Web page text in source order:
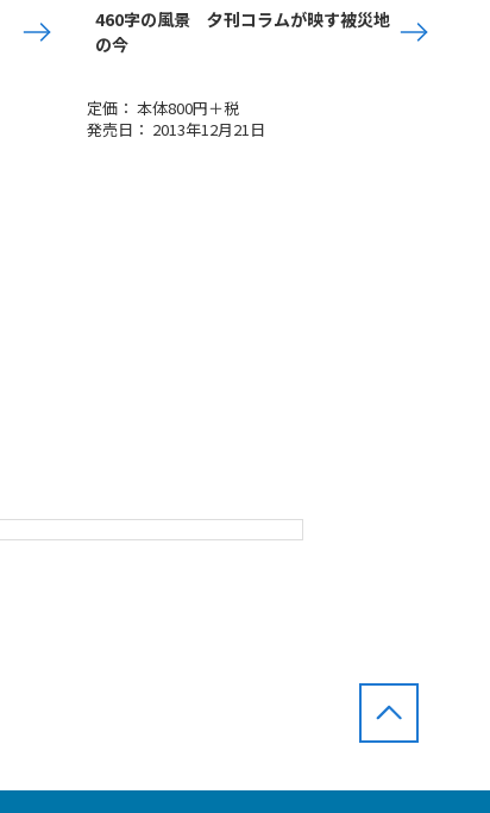
460字の風景 夕刊コラムが映す被災地
の今
定価： 本体800円＋税
発売日： 2013年12月21日